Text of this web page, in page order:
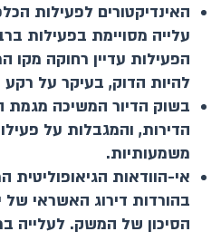
האינדיקטורים לפעילות
עלייה מסויימת בפעילות
הפעילות עדיין רחוקה מקו
להיות הדוק, בעיקר על
בשוק הדיור המשיכה מגמת
הדירות, והמגבלות על
משמעותיות.
אי-הוודאות
בהורדות דירוג האשראי של
הסיכון של המשק. לעלייה